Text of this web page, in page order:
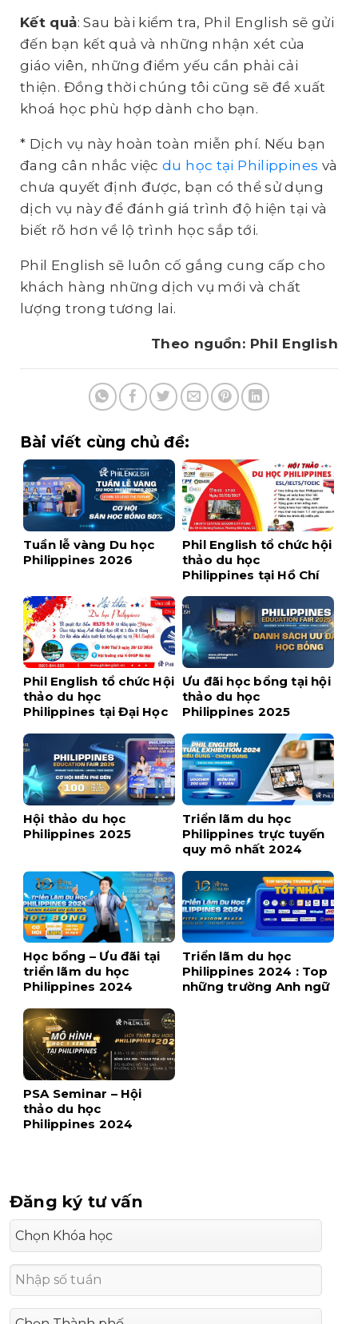
Kết quả: Sau bài kiểm tra, Phil English sẽ gửi
đến bạn kết quả và những nhận xét của
giáo viên, những điểm yếu cần phải cải
thiện. Đồng thời chúng tôi cũng sẽ đề xuất
khoá học phù hợp dành cho bạn.
* Dịch vụ này hoàn toàn miễn phí. Nếu bạn
đang cân nhắc việcdu học tại Philippines và
chưa quyết định được, bạn có thể sử dụng
dịch vụ này để đánh giá trình độ hiện tại và
biết rõ hơn về lộ trình học sắp tới.
Phil English sẽ luôn cố gắng cung cấp cho
khách hàng những dịch vụ mới và chất
lượng trong tương lai.
Theo nguồn: Phil English
Bài viết cùng chủ đề:
Tuần lễ vàng Du học
Philippines 2026
Phil English tổ chức hội
thảo du học
Philippines tại Hồ Chí
Phil English tổ chức Hội
thảo du học
Philippines tại Đại Học
Ưu đãi học bổng tại hội
thảo du học
Philippines 2025
Hội thảo du học
Philippines 2025
Triển lãm du học
Philippines trực tuyến
quy mô nhất 2024
Học bổng – Ưu đãi tại
triển lãm du học
Philippines 2024
Triển lãm du học
Philippines 2024 : Top
những trường Anh ngữ
PSA Seminar – Hội
thảo du học
Philippines 2024
Đăng ký tư vấn